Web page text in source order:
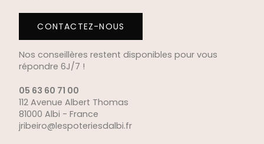
CONTACTEZ-NOUS
Nos conseillères restent disponibles pour vous
répondre 6J/7 !
05 63 60 71 00
112 Avenue Albert Thomas
81000 Albi - France
jribeiro@lespoteriesdalbi.fr